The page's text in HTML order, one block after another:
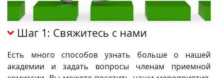
Шаг 1: Свяжитесь с нами
Есть много способов узнать больше о нашей
академии и задать вопросы членам приемной